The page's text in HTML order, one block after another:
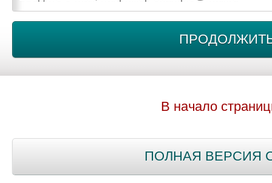
В начало
ПОЛНАЯ ВЕРСИЯ